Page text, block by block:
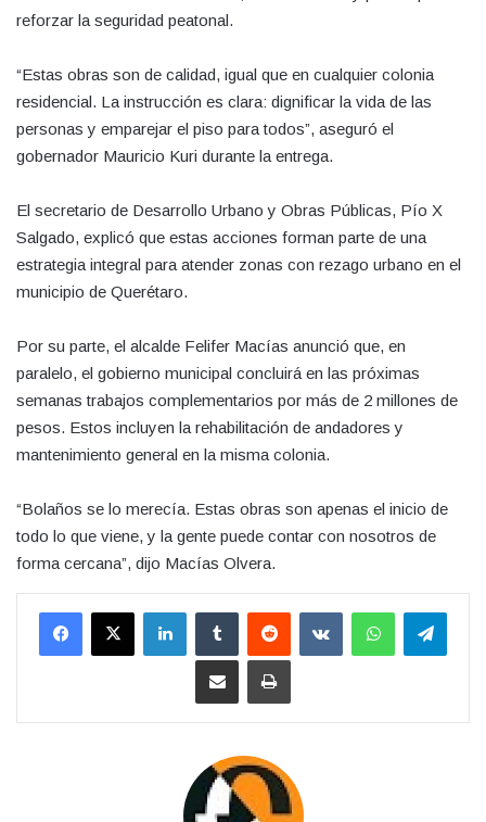
reforzar la seguridad peatonal.
“Estas obras son de calidad, igual que en cualquier colonia
residencial. La instrucción es clara: dignificar la vida de las
personas y emparejar el piso para todos”, aseguró el
gobernador Mauricio Kuri durante la entrega.
El secretario de Desarrollo Urbano y Obras Públicas, Pío X
Salgado, explicó que estas acciones forman parte de una
estrategia integral para atender zonas con rezago urbano en el
municipio de Querétaro.
Por su parte, el alcalde Felifer Macías anunció que, en
paralelo, el gobierno municipal concluirá en las próximas
semanas trabajos complementarios por más de 2 millones de
pesos. Estos incluyen la rehabilitación de andadores y
mantenimiento general en la misma colonia.
“Bolaños se lo merecía. Estas obras son apenas el inicio de
todo lo que viene, y la gente puede contar con nosotros de
forma cercana”, dijo Macías Olvera.
LinkedInTumblr Reddit VKontakteWhatsApp
Compartir por correo electrónicoImprimir